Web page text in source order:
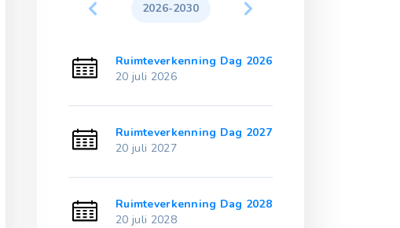
Dag 2021
Dag 2023
2026-2030
Ruimteverkenning Dag 2026
20 juli 2026
Ruimteverkenning Dag 2027
20 juli 2027
Ruimteverkenning Dag 2028
20 juli 2028